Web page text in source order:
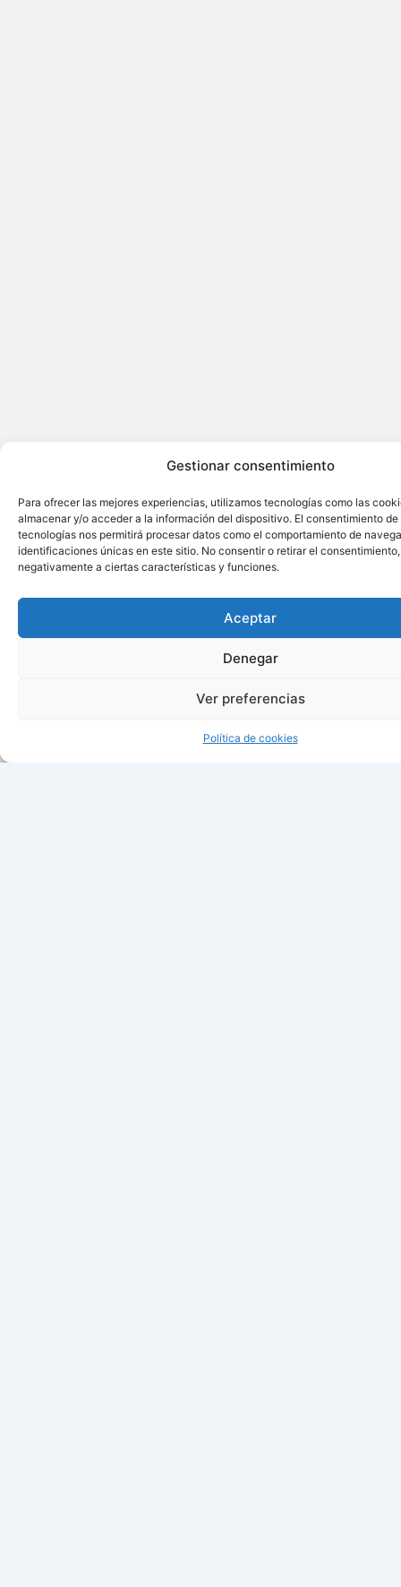
Gestionar consentimiento
Para ofrecer las mejores experiencias, utilizamos tecnologías como las
almacenar y/o acceder a la información del dispositivo. El consentimiento de
tecnologías nos permitirá procesar datos como el comportamiento de
identificaciones únicas en este sitio. No consentir o retirar el
negativamente a ciertas características y funciones.
Aceptar
Denegar
Ver preferencias
Política de cookies